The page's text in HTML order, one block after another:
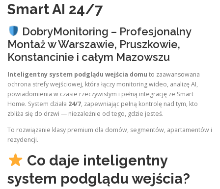
Smart AI 24/7
DobryMonitoring – Profesjonalny
Montaż w Warszawie, Pruszkowie,
Konstancinie i całym Mazowszu
Inteligentny system podglądu wejścia domu to zaawansowana
ochrona strefy wejściowej, która łączy monitoring wideo, analizę AI,
powiadomienia w czasie rzeczywistym i pełną integrację ze Smart
Home. System działa 24/7, zapewniając pełną kontrolę nad tym, kto
zbliża się do drzwi — niezależnie od tego, gdzie jesteś.
To rozwiązanie klasy premium dla domów, segmentów, apartamentów i
rezydencji.
Co daje inteligentny
system podglądu wejścia?